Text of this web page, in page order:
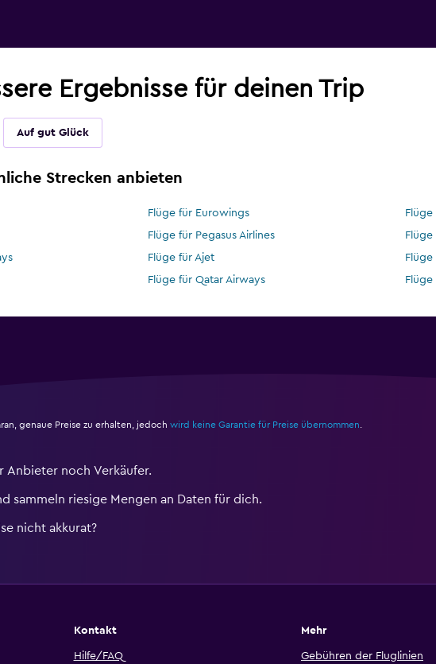
Ergebnisse für deinen Trip
Auf gut Glück
Strecken anbieten
Flüge für Eurowings
Flüge
Flüge für Pegasus Airlines
Flüge für Ajet
Flüge
Flüge für Qatar Airways Flüge
genaue Preise zu erhalten, jedoch wird keine Garantie für Preise übernommen
noch Verkäufer.
sammeln riesige Mengen an Daten für dich.
nicht akkurat?
Kontakt
Hilfe/FAQ
Mehr
Gebühren der Fluglinien